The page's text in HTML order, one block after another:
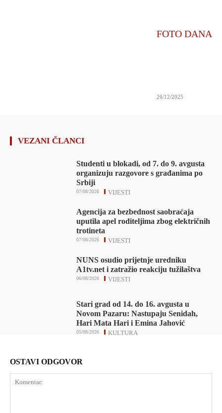
FOTO DANA
26/12/2025
VEZANI ČLANCI
Studenti u blokadi, od 7. do 9. avgusta
organizuju razgovore s građanima po
Srbiji
VIJESTI
07/08/2026
Agencija za bezbednost saobraćaja
uputila apel roditeljima zbog električnih
trotineta
VIJESTI
07/08/2026
NUNS osudio prijetnje uredniku
A1tv.net i zatražio reakciju tužilaštva
VIJESTI
06/08/2026
Stari grad od 14. do 16. avgusta u
Novom Pazaru: Nastupaju Senidah,
Hari Mata Hari i Emina Jahović
KULTURA
05/08/2026
OSTAVI ODGOVOR